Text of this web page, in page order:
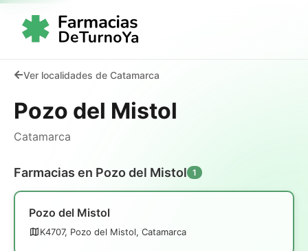
Ver localidades de Catamarca
Pozo del Mistol
Catamarca
Farmacias en Pozo del Mistol 1
Pozo del Mistol
K4707, Pozo del Mistol, Catamarca